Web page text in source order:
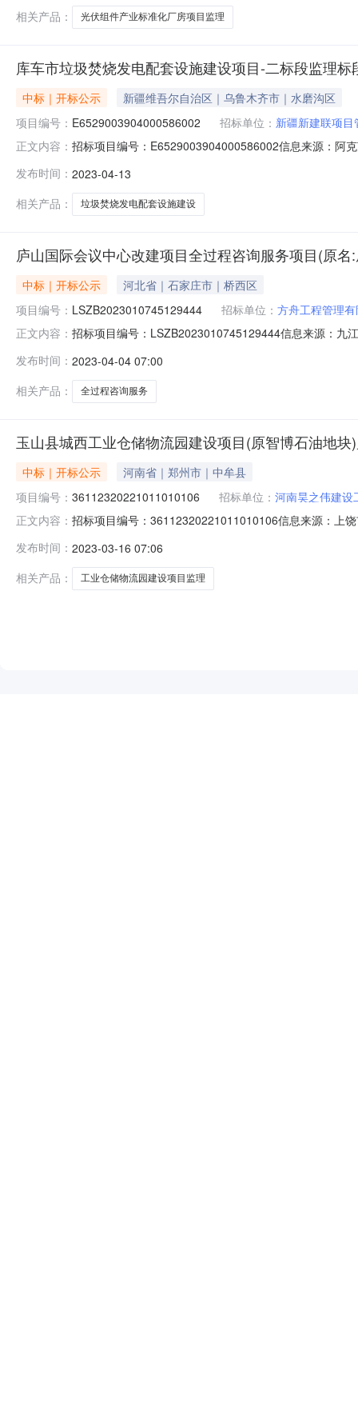
相关产品：
光伏组件产业标准化厂房项目监理
库车市垃圾焚烧发电配套设施建设项目-二标段监理标
中标｜开标公示
新疆维吾尔自治区｜乌鲁木齐市｜水磨沟区
项目编号： E6529003904000586002 招标单位： 新疆新建联项
正文内容： 招标项目编号：E6529003904000586002信息来源：阿
项目负责人:陶庆胜;报价:632781.00元/%;工期:90日历天
发布时间： 2023-04-13
相关产品：
垃圾焚烧发电配套设施建设
庐山国际会议中心改建项目全过程咨询服务项目(原
中标｜开标公示
河北省｜石家庄市｜桥西区
项目编号： LSZB2023010745129444 招标单位： 方舟工程管理
正文内容： 招标项目编号：LSZB2023010745129444信息来源：九
舟工程管理有限公司;项目负责人:;报价:0.00元/%;工期:
发布时间： 2023-04-04 07:00
相关产品：
全过程咨询服务
玉山县城西工业仓储物流园建设项目(原智博石油地块
中标｜开标公示
河南省｜郑州市｜中牟县
项目编号： 36112320221011010106 招标单位： 河南昊之伟建设
正文内容： 招标项目编号：36112320221011010106信息来源：上
元/%;工期:日历天;质量要求:;保证金金额:6000.00元,投
发布时间： 2023-03-16 07:06
相关产品：
工业仓储物流园建设项目监理